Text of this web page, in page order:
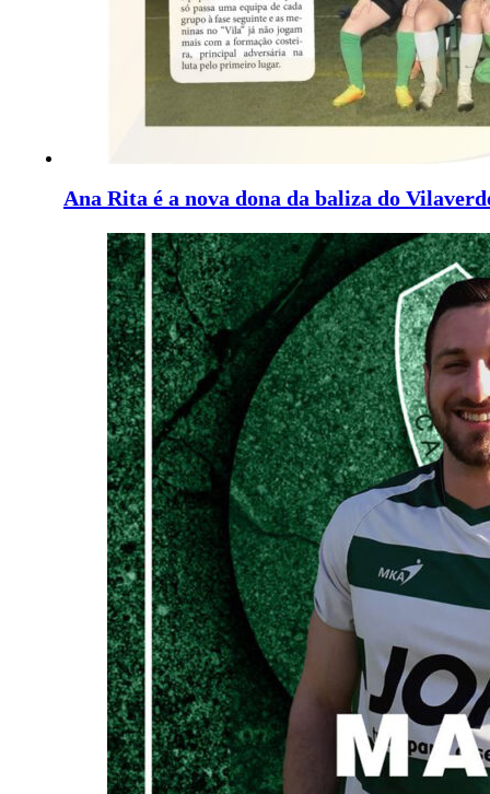
Ana Rita é a nova dona da baliza do